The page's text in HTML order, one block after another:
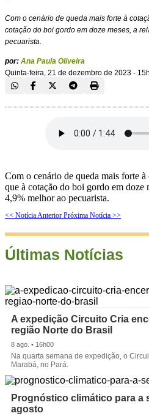
Com o cenário de queda mais forte à
cotação do boi gordo em doze meses, a
pecuarista.
por: Ana Paula Oliveira
Quinta-feira, 21 de dezembro de 2023 -
Com o cenário de queda mais forte
que à cotação do boi gordo em doze
4,9% melhor ao pecuarista.
<< Notícia Anterior Próxima Notícia >>
Últimas Notícias
A expedição Circuito Cria
região Norte do Brasil
8 ago. • 16h00
Na quarta semana de expedição, o
Marabá, no Pará.
Prognóstico climático para a
agosto